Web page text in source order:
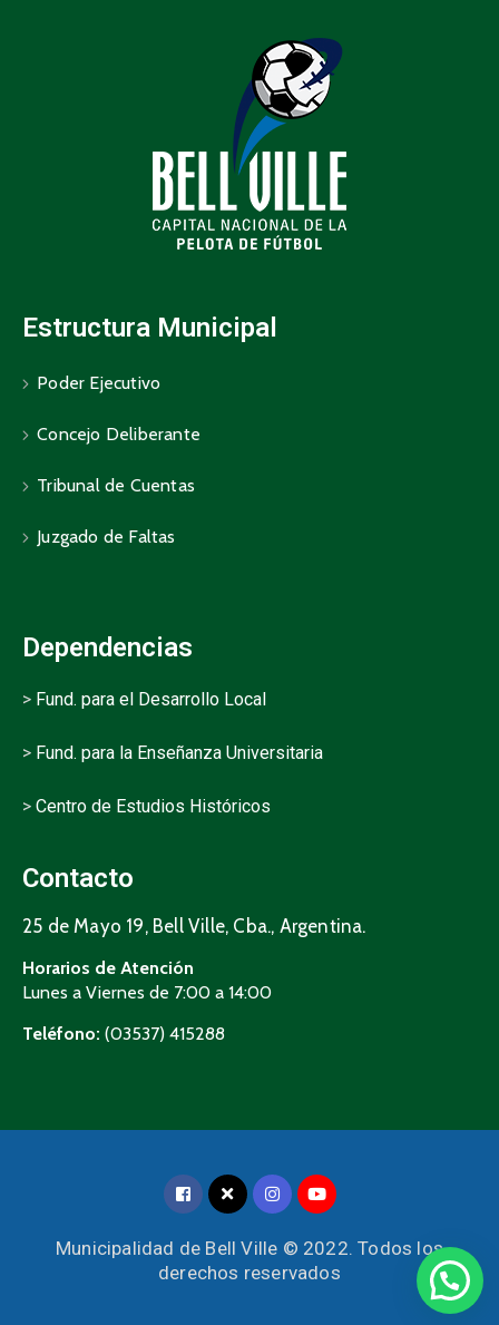
Estructura Municipal
Poder Ejecutivo
Concejo Deliberante
Tribunal de Cuentas
Juzgado de Faltas
Dependencias
> Fund. para el Desarrollo Local
> Fund. para la Enseñanza Universitaria
> Centro de Estudios Históricos
Contacto
25 de Mayo 19, Bell Ville, Cba., Argentina.
Horarios de Atención
Lunes a Viernes de 7:00 a 14:00
Teléfono: (03537) 415288
Municipalidad de Bell Ville © 2022. Todos los
derechos reservados